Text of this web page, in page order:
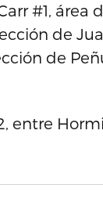
#1, área
de
de
entre